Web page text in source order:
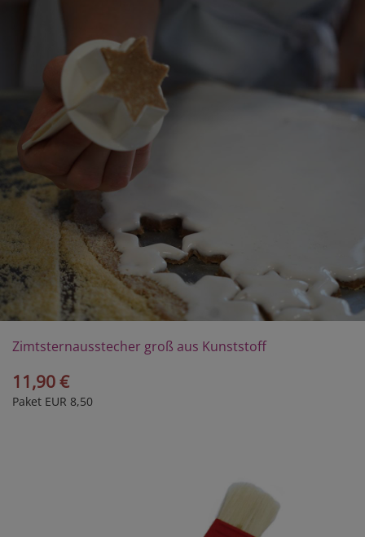
Zimtsternausstecher groß aus Kunststoff
11,90 €
Paket EUR 8,50